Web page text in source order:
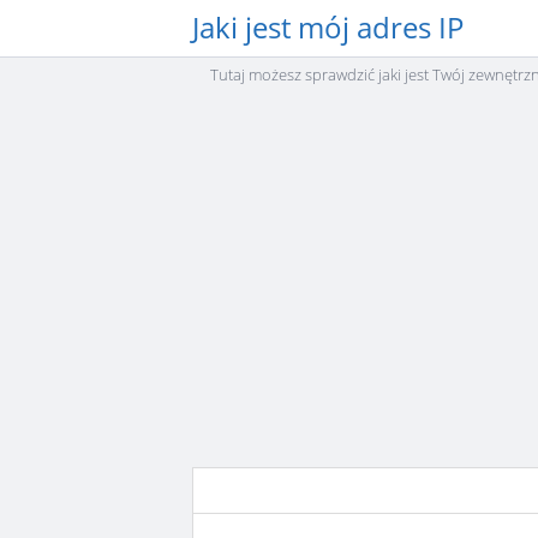
Jaki jest mój adres IP
Tutaj możesz sprawdzić jaki jest Twój